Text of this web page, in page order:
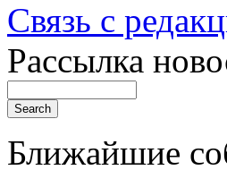
Связь с
Рассылка
Ближайшие